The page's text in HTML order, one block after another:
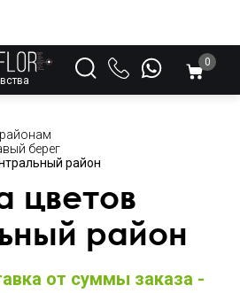
0
берег
район
цветов
район
от суммы заказа -